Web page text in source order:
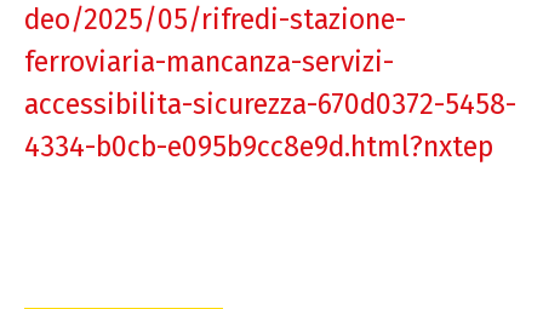
deo/2025/05/rifredi-stazione-
ferroviaria-mancanza-servizi-
accessibilita-sicurezza-670d0372-5458-
4334-b0cb-e095b9cc8e9d.html?nxtep